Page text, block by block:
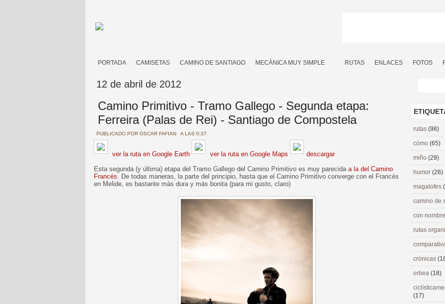
PORTADA CAMISETAS CAMINO DE SANTIAGO MECÁNICA MUY SIMPLE RUTAS ENLACES FOTOS
12 de abril de 2012
Camino Primitivo - Tramo Gallego - Segunda etapa:
Ferreira (Palas de Rei) - Santiago de Compostela
PUBLICADO POR OSCAR FAFIAN A LAS 0:37
ver la ruta en Google Earth ver la ruta en Google Maps
descargar
Esta segunda (y última) etapa del Tramo Gallego del Camino Primitivo es muy parecida a la del Camino
Francés. De todas maneras, la parte del principio, hasta que el Camino Primitivo converge con el Francés
en Melide, es bastante más dura y más bonita (para mi gusto, claro)
rutas (98)
cómo (65)
miño (29)
humor (26)
magalofes
camino de
con
rutas
crónicas
orbea (18)
(17)